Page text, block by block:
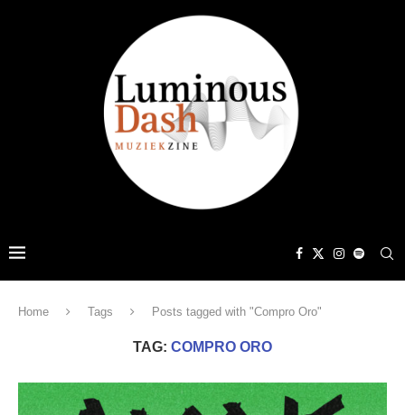
Home Tags Posts tagged with "Compro Oro"
TAG: COMPRO ORO